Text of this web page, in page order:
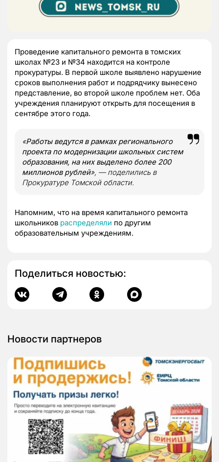
Проведение капитального ремонта в томских
школах №23 и №34 находится на контроле
прокуратуры. В первой школе выявлено нарушение
сроков выполнения работ и подрядчику вынесено
представление, во второй школе проблем нет. Оба
учреждения планируют открыть для посещения в
сентябре этого года.
«Работы ведутся в рамках регионального
проекта по модернизации школьных систем
образования, на них выделено более 200
миллионов рублей», — поделились в
Прокуратуре Томской области.
Напомним, что на время капитального ремонта
школьников распределяли по другим
образовательным учреждениям.
Поделиться новостью:
Новости партнеров